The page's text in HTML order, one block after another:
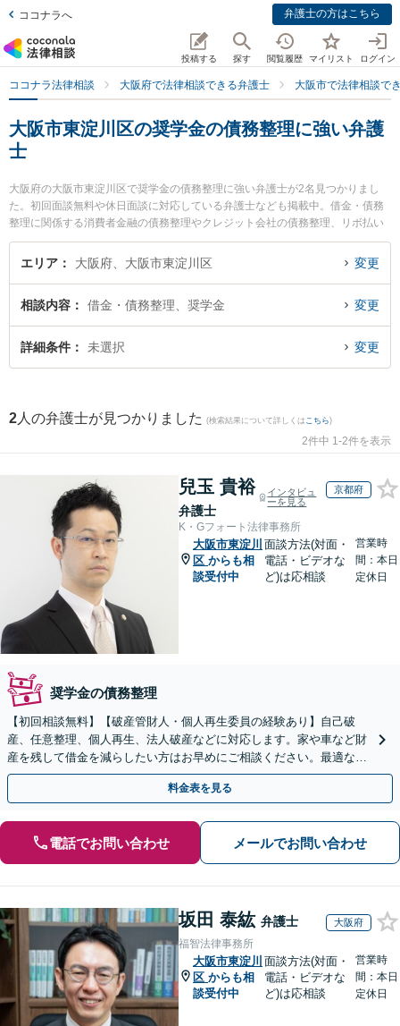
ココナラへ 弁護士の方はこちら
投稿する 探す 閲覧履歴 マイリスト ログイン
ココナラ法律相談 大阪府で法律相談できる弁護士 大阪市で法律相談で
大阪市東淀川区の奨学金の債務整理に強い弁護
士
大阪府の大阪市東淀川区で奨学金の債務整理に強い弁護士が2名見つかりまし
た。初回面談無料や休日面談に対応している弁護士なども掲載中。借金・債務
整理に関係する消費者金融の債務整理やクレジット会社の債務整理、リボ払い
の債務整理等の細かな分野での絞り込み検索もでき便利です。特に大阪かみし
ん法律事務所の中谷 真一郎弁護士や法律事務所エソラの坂本 昌史弁護士のプロ
したい』『奨学金の債務整理のトラブル解決の実績豊富な近くの弁護士を検索
したい』『初回相談無料で奨学金の債務整理を法律相談できる大阪市東淀川区
内の弁護士に相談予約したい』などでお困りの相談者さんにおすすめです。
エリア 大阪府、大阪市東淀川区 変更
相談内容 借金・債務整理、奨学金 変更
詳細条件 未選択 変更
2 人の弁護士が見つかりました (検索結果について詳しくは こちら)
2件中 1-2件を表示
兒玉 貴裕
弁護士
インタビュ
ーを見る
京都府
K・Gフォート法律事務所
大阪市東淀川
区 からも相
談受付中
面談方法(対面・
電話・ビデオな
ど)は応相談
営業時
間：本日
定休日
奨学金の債務整理
【初回相談無料】【破産管財人・個人再生委員の経験あり】自己破
産、任意整理、個人再生、法人破産などに対応します。家や車など財
産を残して借金を減らしたい方はお早めにご相談ください。最適な解
決手段をご提案します【関西エリア対応】
料金表を見る
電話でお問い合わせ メールでお問い合わせ
坂田 泰紘 弁護士 大阪府
福智法律事務所
大阪市東淀川
区 からも相
談受付中
面談方法(対面・
電話・ビデオな
ど)は応相談
営業時
間：本日
定休日